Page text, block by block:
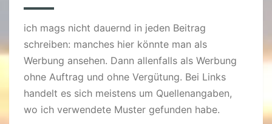
ich mags nicht dauernd in jeden Beitrag
schreiben: manches hier könnte man als
Werbung ansehen. Dann allenfalls als Werbung
ohne Auftrag und ohne Vergütung. Bei Links
handelt es sich meistens um Quellenangaben,
wo ich verwendete Muster gefunden habe.